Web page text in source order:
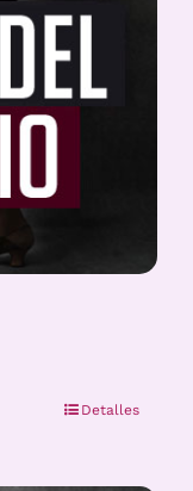
Detalles